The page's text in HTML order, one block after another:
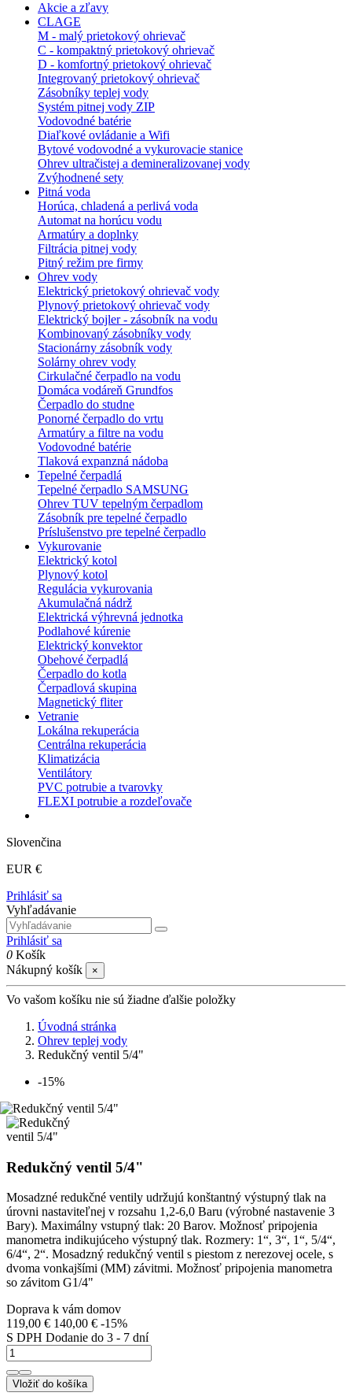
Akcie a zľavy
CLAGE
M - malý prietokový ohrievač
C - kompaktný prietokový ohrievač
D - komfortný prietokový ohrievač
Integrovaný prietokový ohrievač
Zásobníky teplej vody
Systém pitnej vody ZIP
Vodovodné batérie
Diaľkové ovládanie a Wifi
Bytové vodovodné a vykurovacie stanice
Ohrev ultračistej a demineralizovanej vody
Zvýhodnené sety
Pitná voda
Horúca, chladená a perlivá voda
Automat na horúcu vodu
Armatúry a doplnky
Filtrácia pitnej vody
Pitný režim pre firmy
Ohrev vody
Elektrický prietokový ohrievač vody
Plynový prietokový ohrievač vody
Elektrický bojler - zásobník na vodu
Kombinovaný zásobníky vody
Stacionárny zásobník vody
Solárny ohrev vody
Cirkulačné čerpadlo na vodu
Domáca vodáreň Grundfos
Čerpadlo do studne
Ponorné čerpadlo do vrtu
Armatúry a filtre na vodu
Vodovodné batérie
Tlaková expanzná nádoba
Tepelné čerpadlá
Tepelné čerpadlo SAMSUNG
Ohrev TUV tepelným čerpadlom
Zásobník pre tepelné čerpadlo
Príslušenstvo pre tepelné čerpadlo
Vykurovanie
Elektrický kotol
Plynový kotol
Regulácia vykurovania
Akumulačná nádrž
Elektrická výhrevná jednotka
Podlahové kúrenie
Elektrický konvektor
Obehové čerpadlá
Čerpadlo do kotla
Čerpadlová skupina
Magnetický fliter
Vetranie
Lokálna rekuperácia
Centrálna rekuperácia
Klimatizácia
Ventilátory
PVC potrubie a tvarovky
FLEXI potrubie a rozdeľovače
Slovenčina
EUR €
Prihlásiť sa
Vyhľadávanie
Prihlásiť sa
0 Košík
Nákupný košík
×
Vo vašom košíku nie sú žiadne ďalšie položky
Úvodná stránka
Ohrev teplej vody
Redukčný ventil 5/4"
-15%
Redukčný ventil 5/4"
Mosadzné redukčné ventily udržujú konštantný výstupný tlak na
úrovni nastaviteľnej v rozsahu 1,2-6,0 Baru (výrobné nastavenie 3
Bary). Maximálny vstupný tlak: 20 Barov. Možnosť pripojenia
manometra indikujúceho výstupný tlak. Rozmery: 1“, 3“, 1“, 5/4“,
6/4“, 2“. Mosadzný redukčný ventil s piestom z nerezovej ocele, s
dvoma vonkajšími (MM) závitmi. Možnosť pripojenia manometra
so závitom G1/4"
Doprava k vám domov
119,00 € 140,00 € -15%
S DPH Dodanie do 3 - 7 dní
Vložiť do košíka